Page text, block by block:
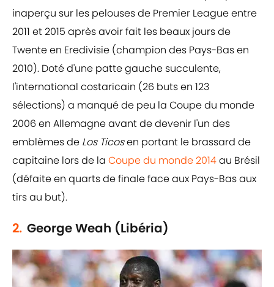
inaperçu sur les pelouses de Premier League entre
2011 et 2015 après avoir fait les beaux jours de
Twente en Eredivisie (champion des Pays-Bas en
2010). Doté d'une patte gauche succulente,
l'international costaricain (26 buts en 123
sélections) a manqué de peu la Coupe du monde
2006 en Allemagne avant de devenir l'un des
emblèmes de Los Ticosen portant le brassard de
capitaine lors de la Coupe du monde 2014au Brésil
(défaite en quarts de finale face aux Pays-Bas aux
tirs au but).
2. George Weah (Libéria)